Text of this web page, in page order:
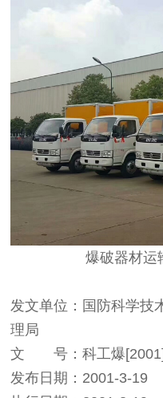
爆破器材运
发文单位 ：国防科学技
理局
文 号 ：科工爆
发布日期 ：2001-3-19